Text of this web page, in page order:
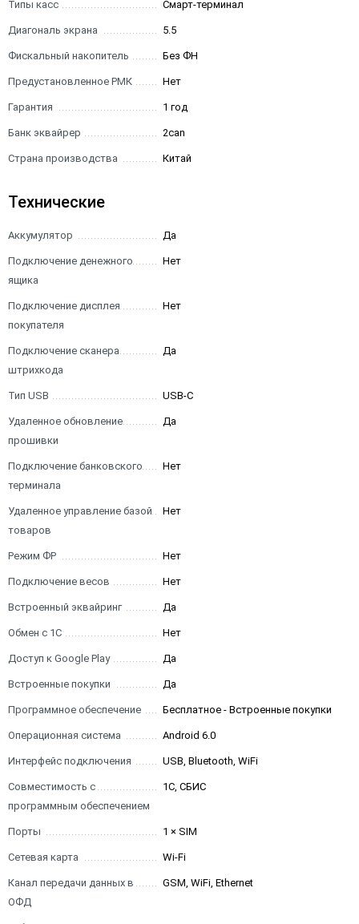
Типы касс Смарт-терминал
Диагональ экрана 5.5
Фискальный накопитель Без ФН
Предустановленное РМК Нет
Гарантия 1 год
Банк эквайрер 2can
Страна производства Китай
Технические
Аккумулятор Да
Подключение денежного
ящика
Нет
Подключение дисплея
покупателя
Нет
Подключение сканера
штрихкода
Да
Тип USB USB-C
Удаленное обновление
прошивки
Да
Подключение банковского
терминала
Нет
Удаленное управление базой
товаров
Нет
Режим ФР Нет
Подключение весов Нет
Встроенный эквайринг Да
Обмен с 1С Нет
Доступ к Google Play Да
Встроенные покупки Да
Программное обеспечение Бесплатное - Встроенные покупки
Операционная система Android 6.0
Интерфейс подключения USB, Bluetooth, WiFi
Совместимость с
программным обеспечением
1С, СБИС
Порты 1 × SIM
Сетевая карта Wi-Fi
Канал передачи данных в
ОФД
GSM, WiFi, Ethernet